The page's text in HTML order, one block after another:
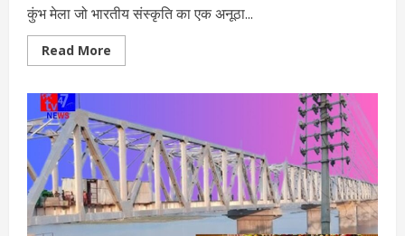
कुंभ मेला जो भारतीय संस्कृति का एक अनूठा...
Read More
more
अनूठे
पर्व
पर
US,
ब्राजील,
ऑस्ट्रेलिया
और
फ्रांस
की